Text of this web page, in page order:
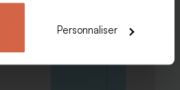
Personnaliser